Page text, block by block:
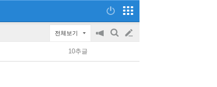
전체보기
공
on/off
검
글
쓰
10추글